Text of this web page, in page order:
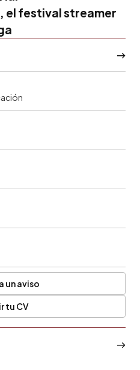
el festival streamer
un aviso
tu CV